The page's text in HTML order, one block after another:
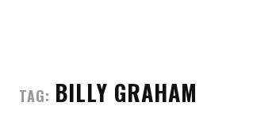
TAG: BILLY GRAHAM